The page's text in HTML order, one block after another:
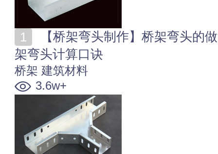
架弯头计算口诀
桥架 建筑材料
3.6w+